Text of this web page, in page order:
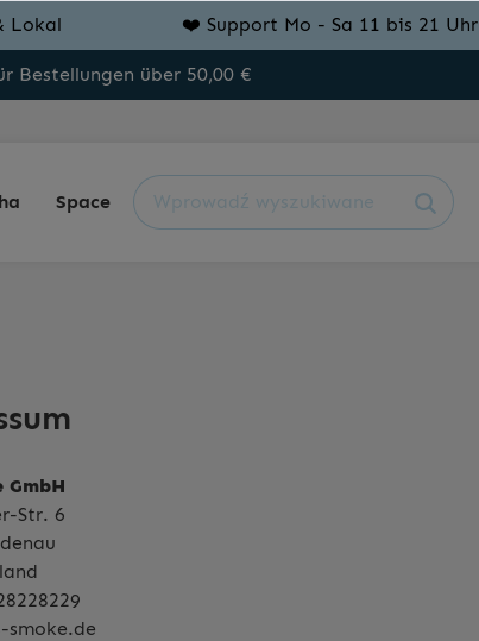
Lokal ❤️ Support Mo - Sa 11 bis 21 Uhr
Bestellungen über 50,00 €
Space
GmbH
Str. 6
smoke.de